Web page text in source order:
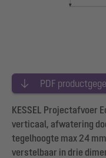
PDF
KESSEL Projectafvoer
verticaal, afwatering
tegelhoogte max 24
verstelbaar in drie